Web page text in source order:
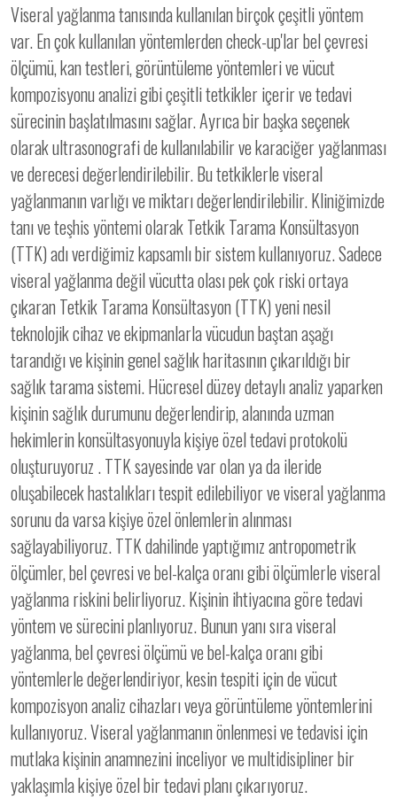
Viseral yağlanma tanısında kullanılan birçok çeşitli yöntem
var. En çok kullanılan yöntemlerden check-up'lar bel çevresi
ölçümü, kan testleri, görüntüleme yöntemleri ve vücut
kompozisyonu analizi gibi çeşitli tetkikler içerir ve tedavi
sürecinin başlatılmasını sağlar. Ayrıca bir başka seçenek
olarak ultrasonografi de kullanılabilir ve karaciğer yağlanması
ve derecesi değerlendirilebilir. Bu tetkiklerle viseral
yağlanmanın varlığı ve miktarı değerlendirilebilir. Kliniğimizde
tanı ve teşhis yöntemi olarak Tetkik Tarama Konsültasyon
(TTK) adı verdiğimiz kapsamlı bir sistem kullanıyoruz. Sadece
viseral yağlanma değil vücutta olası pek çok riski ortaya
çıkaran Tetkik Tarama Konsültasyon (TTK) yeni nesil
teknolojik cihaz ve ekipmanlarla vücudun baştan aşağı
tarandığı ve kişinin genel sağlık haritasının çıkarıldığı bir
sağlık tarama sistemi. Hücresel düzey detaylı analiz yaparken
kişinin sağlık durumunu değerlendirip, alanında uzman
hekimlerin konsültasyonuyla kişiye özel tedavi protokolü
oluşturuyoruz . TTK sayesinde var olan ya da ileride
oluşabilecek hastalıkları tespit edilebiliyor ve viseral yağlanma
sorunu da varsa kişiye özel önlemlerin alınması
sağlayabiliyoruz. TTK dahilinde yaptığımız antropometrik
ölçümler, bel çevresi ve bel-kalça oranı gibi ölçümlerle viseral
yağlanma riskini belirliyoruz. Kişinin ihtiyacına göre tedavi
yöntem ve sürecini planlıyoruz. Bunun yanı sıra viseral
yağlanma, bel çevresi ölçümü ve bel-kalça oranı gibi
yöntemlerle değerlendiriyor, kesin tespiti için de vücut
kompozisyon analiz cihazları veya görüntüleme yöntemlerini
kullanıyoruz. Viseral yağlanmanın önlenmesi ve tedavisi için
mutlaka kişinin anamnezini inceliyor ve multidisipliner bir
yaklaşımla kişiye özel bir tedavi planı çıkarıyoruz.